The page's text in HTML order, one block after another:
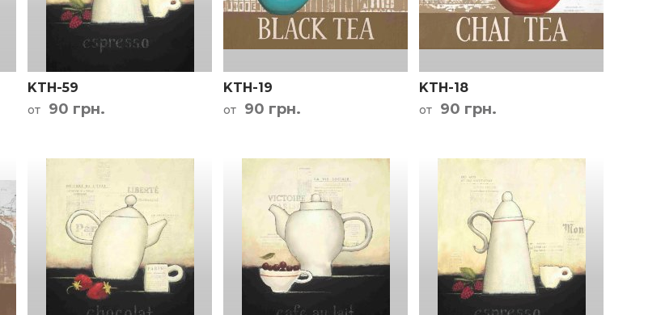
KTH-59
от 90 грн.
KTH-19
от 90 грн.
KTH-18
от 90 грн.